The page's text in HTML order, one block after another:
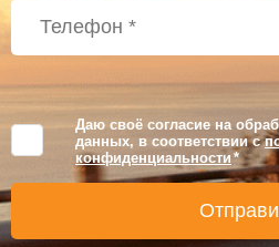
Даю своё согласие на
данных, в соответствии с
конфиденциальности *